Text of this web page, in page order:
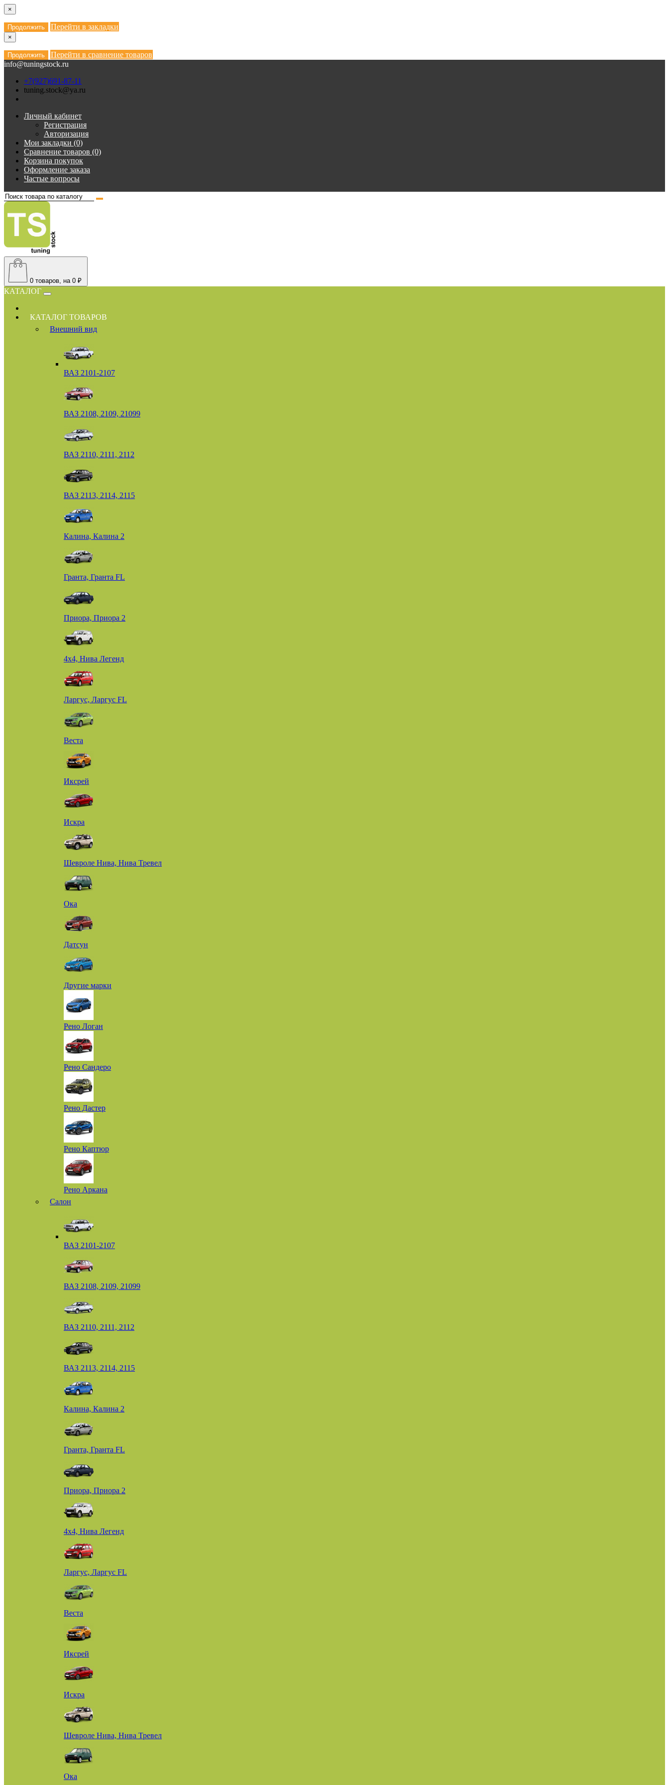
×
Продолжить Перейти в закладки
×
Продолжить
Перейти в сравнение товаров
info@tuningstock.ru
+7(927)691-87-11
tuning.stock@ya.ru
Личный кабинет
Регистрация
Авторизация
Мои закладки (0)
Сравнение товаров (0)
Корзина покупок
Оформление заказа
Частые вопросы
0 товаров, на 0 ₽
КАТАЛОГ
КАТАЛОГ ТОВАРОВ
Внешний вид
ВАЗ 2101-2107
ВАЗ 2108, 2109, 21099
ВАЗ 2110, 2111, 2112
ВАЗ 2113, 2114, 2115
Калина, Калина 2
Гранта, Гранта FL
Приора, Приора 2
4х4, Нива Легенд
Ларгус, Ларгус FL
Веста
Иксрей
Искра
Шевроле Нива, Нива Тревел
Ока
Датсун
Другие марки
Рено Логан
Рено Сандеро
Рено Дастер
Рено Каптюр
Рено Аркана
Салон
ВАЗ 2101-2107
ВАЗ 2108, 2109, 21099
ВАЗ 2110, 2111, 2112
ВАЗ 2113, 2114, 2115
Калина, Калина 2
Гранта, Гранта FL
Приора, Приора 2
4х4, Нива Легенд
Ларгус, Ларгус FL
Веста
Иксрей
Искра
Шевроле Нива, Нива Тревел
Ока